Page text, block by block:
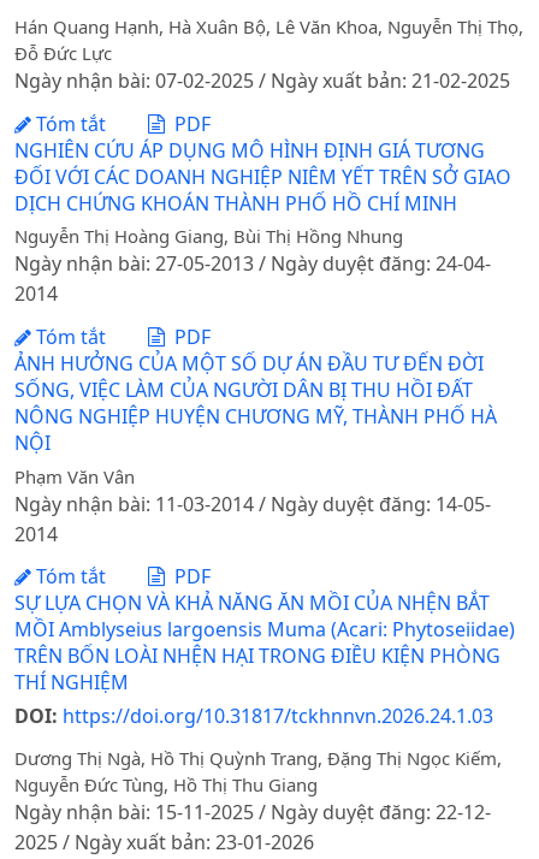
Hán Quang Hạnh, Hà Xuân Bộ, Lê Văn Khoa, Nguyễn Thị Thọ,
Đỗ Đức Lực
Ngày nhận bài: 07-02-2025 / Ngày xuất bản: 21-02-2025
Tóm tắt
PDF
NGHIÊN CỨU ÁP DỤNG MÔ HÌNH ĐỊNH GIÁ TƯƠNG
ĐỐI VỚI CÁC DOANH NGHIỆP NIÊM YẾT TRÊN SỞ GIAO
DỊCH CHỨNG KHOÁN THÀNH PHỐ HỒ CHÍ MINH
Nguyễn Thị Hoàng Giang, Bùi Thị Hồng Nhung
Ngày nhận bài: 27-05-2013 / Ngày duyệt đăng: 24-04-
2014
Tóm tắt
PDF
ẢNH HƯỞNG CỦA MỘT SỐ DỰ ÁN ĐẦU TƯ ĐẾN ĐỜI
SỐNG, VIỆC LÀM CỦA NGƯỜI DÂN BỊ THU HỒI ĐẤT
NÔNG NGHIỆP HUYỆN CHƯƠNG MỸ, THÀNH PHỐ HÀ
NỘI
Phạm Văn Vân
Ngày nhận bài: 11-03-2014 / Ngày duyệt đăng: 14-05-
2014
Tóm tắt
PDF
SỰ LỰA CHỌN VÀ KHẢ NĂNG ĂN MỒI CỦA NHỆN BẮT
MỒI Amblyseius largoensis Muma (Acari: Phytoseiidae)
TRÊN BỐN LOÀI NHỆN HẠI TRONG ĐIỀU KIỆN PHÒNG
THÍ NGHIỆM
DOI: https://doi.org/10.31817/tckhnnvn.2026.24.1.03
Dương Thị Ngà, Hồ Thị Quỳnh Trang, Đặng Thị Ngọc Kiếm,
Nguyễn Đức Tùng, Hồ Thị Thu Giang
Ngày nhận bài: 15-11-2025 / Ngày duyệt đăng: 22-12-
2025 / Ngày xuất bản: 23-01-2026